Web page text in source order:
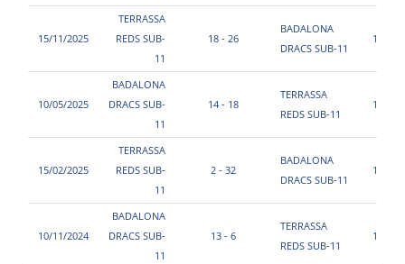
15/11/2025
TERRASSA
REDS SUB-
11
18 - 26
BADALONA
DRACS SUB-11
17:00
10/05/2025
BADALONA
DRACS SUB-
11
14 - 18
TERRASSA
REDS SUB-11
16:00
15/02/2025
TERRASSA
REDS SUB-
11
2 - 32
BADALONA
DRACS SUB-11
12:00
10/11/2024
BADALONA
DRACS SUB-
11
13 - 6
TERRASSA
REDS SUB-11
11:40